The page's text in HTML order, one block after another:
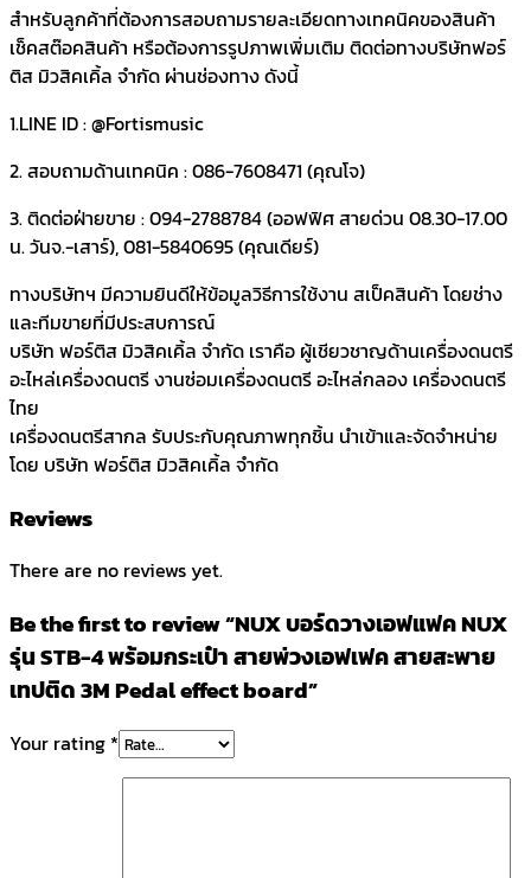
สำหรับลูกค้าที่ต้องการสอบถามรายละเอียดทางเทคนิคของสินค้า
เช็คสต๊อคสินค้า หรือต้องการรูปภาพเพิ่มเติม ติดต่อทางบริษัทฟอร์
ติส มิวสิคเคิ้ล จำกัด ผ่านช่องทาง ดังนี้
1.LINE ID : @Fortismusic
2. สอบถามด้านเทคนิค : 086-7608471 (คุณโจ)
3. ติดต่อฝ่ายขาย : 094-2788784 (ออฟฟิศ สายด่วน 08.30-17.00
น. วันจ.-เสาร์), 081-5840695 (คุณเดียร์)
ทางบริษัทฯ มีความยินดีให้ข้อมูลวิธีการใช้งาน สเป็คสินค้า โดยช่าง
และทีมขายที่มีประสบการณ์
บริษัท ฟอร์ติส มิวสิคเคิ้ล จำกัด เราคือ ผู้เชียวชาญด้านเครื่องดนตรี
อะไหล่เครื่องดนตรี งานซ่อมเครื่องดนตรี อะไหล่กลอง เครื่องดนตรี
ไทย
เครื่องดนตรีสากล รับประกับคุณภาพทุกชิ้น นำเข้าและจัดจำหน่าย
โดย บริษัท ฟอร์ติส มิวสิคเคิ้ล จำกัด
Reviews
There are no reviews yet.
Be the first to review “NUX บอร์ดวางเอฟแฟค NUX
รุ่น STB-4 พร้อมกระเป๋า สายพ่วงเอฟเฟค สายสะพาย
เทปติด 3M Pedal effect board”
Your rating *